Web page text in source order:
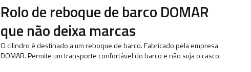
Rolo de reboque de barco DOMAR
que não deixa marcas
O cilindro é destinado a um reboque de barco. Fabricado pela empresa
DOMAR. Permite um transporte confortável do barco e não suja o casco.